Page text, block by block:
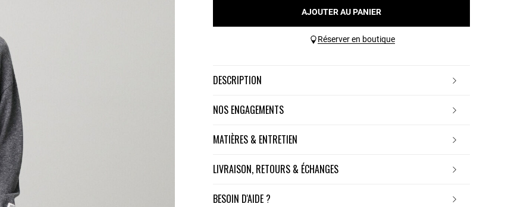
AJOUTER AU PANIER
Réserver en boutique
DESCRIPTION
NOS ENGAGEMENTS
MATIÈRES & ENTRETIEN
LIVRAISON, RETOURS & ÉCHANGES
BESOIN D'AIDE ?